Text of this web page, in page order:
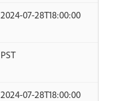
2024-07-28T18:00:00
PST
2024-07-28T18:00:00